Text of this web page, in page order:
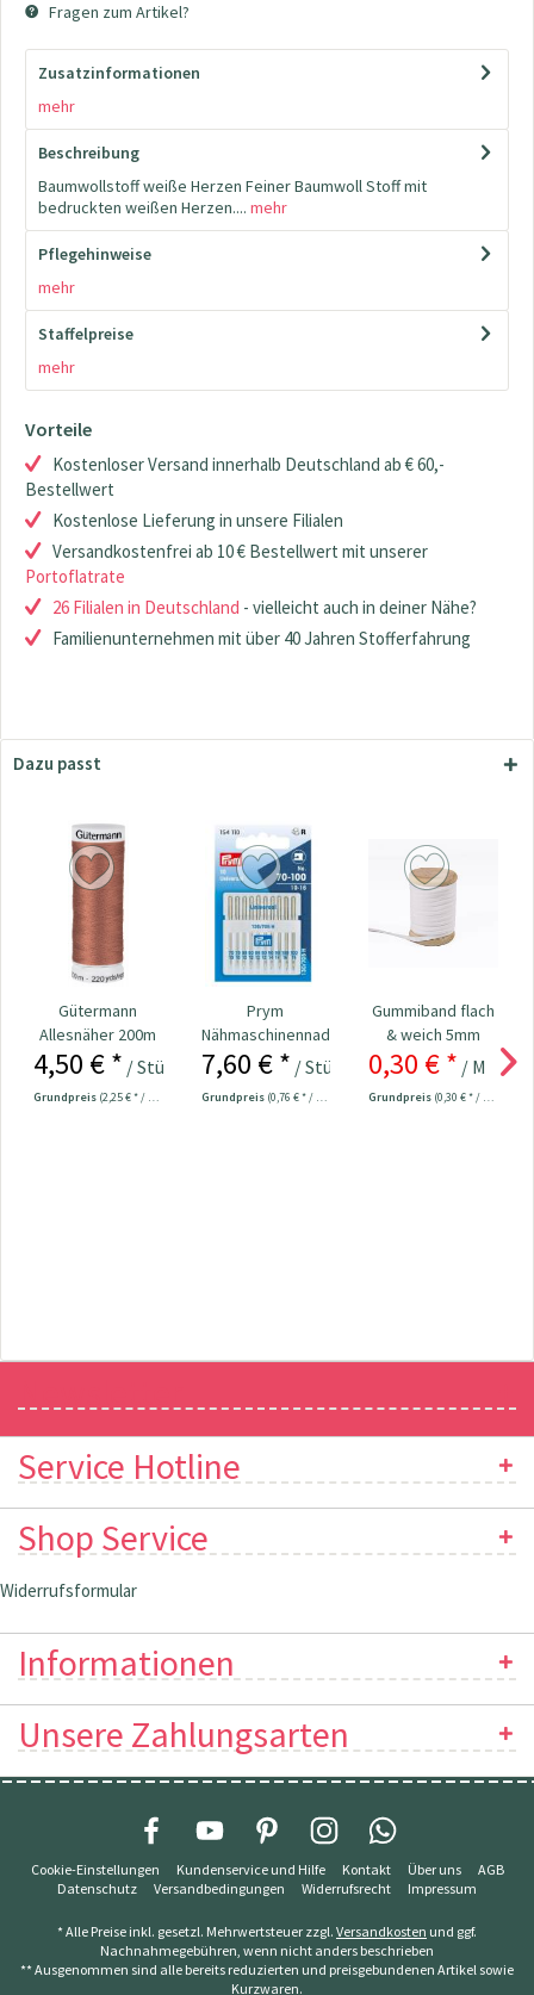
Fragen zum Artikel?
Zusatzinformationen
mehr
Beschreibung
Baumwollstoff weiße Herzen Feiner Baumwoll Stoff mit
bedruckten weißen Herzen.... mehr
Pflegehinweise
mehr
Staffelpreise
mehr
Vorteile
Kostenloser Versand innerhalb Deutschland ab € 60,-
Bestellwert
Kostenlose Lieferung in unsere Filialen
Versandkostenfrei ab 10 € Bestellwert mit unserer
Portoflatrate
26 Filialen in Deutschland - vielleicht auch in deiner Nähe?
Familienunternehmen mit über 40 Jahren Stofferfahrung
Dazu passt
Gütermann
Allesnäher 200m
Fb. 847 -
terrakotta
4,50 € * / Stück
Grundpreis (2,25 € * / 100 Meter)
Prym
Nähmaschinennadeln
130/705
Universal...
7,60 € * / Stück
Grundpreis (0,76 € * / 1 Stück)
Gummiband flach
& weich 5mm
breit weiß
0,30 € * / Meter
Grundpreis (0,30 € * / 1 Meter)
Service Hotline
Shop Service
Widerrufsformular
Informationen
Unsere Zahlungsarten
Cookie-Einstellungen Kundenservice und Hilfe Kontakt Über uns
AGB
Datenschutz
Versandbedingungen Widerrufsrecht Impressum
* Alle Preise inkl. gesetzl. Mehrwertsteuer zzgl. Versandkosten und ggf.
Nachnahmegebühren, wenn nicht anders beschrieben
** Ausgenommen sind alle bereits reduzierten und preisgebundenen Artikel sowie
Kurzwaren.